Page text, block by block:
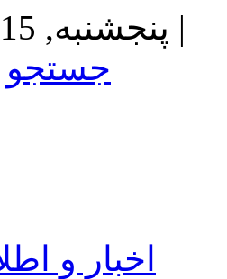
پنجشنبه, 15 مرداد,1405 |
جستجو
اخبار و